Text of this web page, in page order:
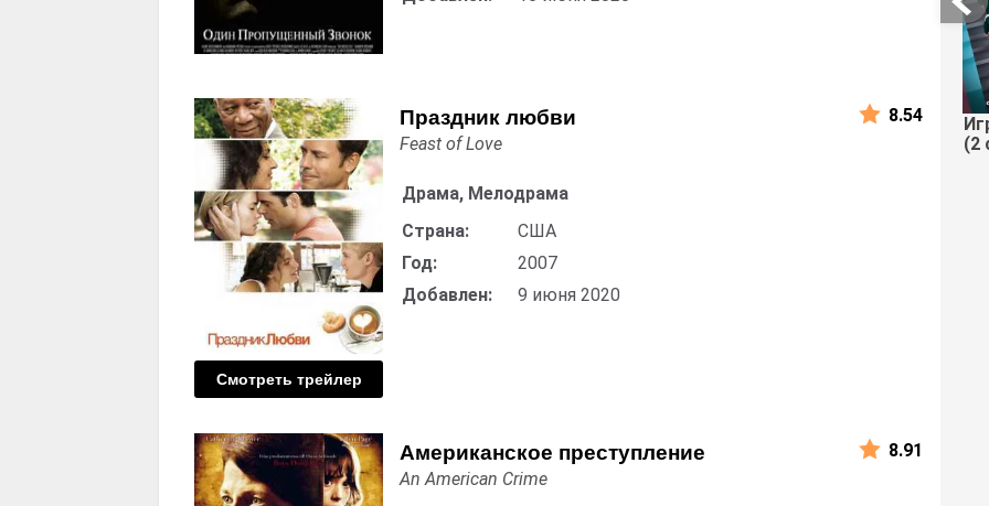
Праздник любви
Смотреть трейлер
Feast of Love
Драма, Мелодрама
Страна:
США
Год:
2007
Добавлен:
9 июня 2020
8.54
Американское преступление
An American Crime
8.91
(2